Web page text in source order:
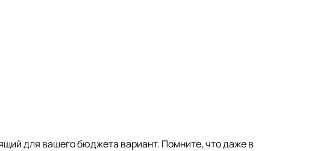
для вашего бюджета вариант. Помните, что даже в